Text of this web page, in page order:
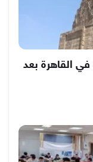
في القاهرة بعد